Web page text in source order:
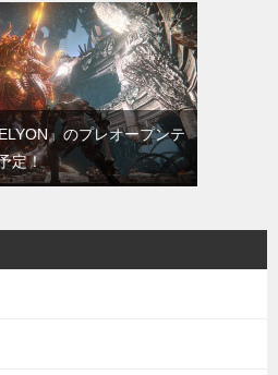
』のプレオープンテ
定！